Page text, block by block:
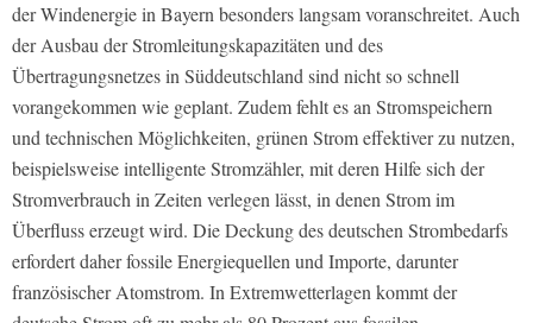
der Windenergie in Bayern besonders langsam voranschreitet. Auch
der Ausbau der Stromleitungskapazitäten und des
Übertragungsnetzes in Süddeutschland sind nicht so schnell
vorangekommen wie geplant. Zudem fehlt es an Stromspeichern
und technischen Möglichkeiten, grünen Strom effektiver zu nutzen,
beispielsweise intelligente Stromzähler, mit deren Hilfe sich der
Stromverbrauch in Zeiten verlegen lässt, in denen Strom im
Überfluss erzeugt wird. Die Deckung des deutschen Strombedarfs
erfordert daher fossile Energiequellen und Importe, darunter
französischer Atomstrom. In Extremwetterlagen kommt der